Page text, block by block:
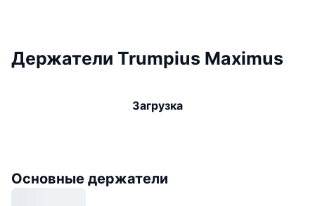
Держатели Trumpius Maximus
Загрузка
Основные держатели